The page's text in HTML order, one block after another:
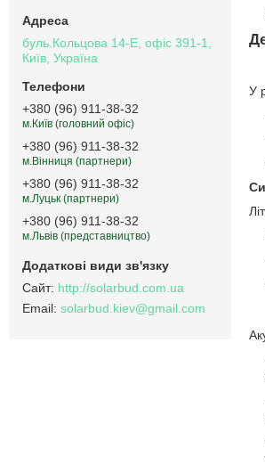
У
буль.Кольцова 14-Е, офіс 391-1,
Київ, Україна
+380 (96) 911-38-32
м.Київ (головний офіс)
+380 (96) 911-38-32
м.Вінниця (партнери)
+380 (96) 911-38-32
м.Луцьк (партнери)
+380 (96) 911-38-32
м.Львів (представництво)
http://solarbud.com.ua
solarbud.kiev@gmail.com